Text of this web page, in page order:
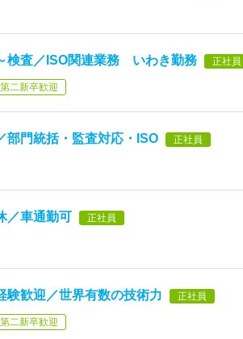
検査／ISO関連業務 いわき勤務 正社員
第二新卒歓迎
部門統括・監査対応・ISO 正社員
／車通勤可 正社員
験歓迎／世界有数の技術力 正社員
第二新卒歓迎